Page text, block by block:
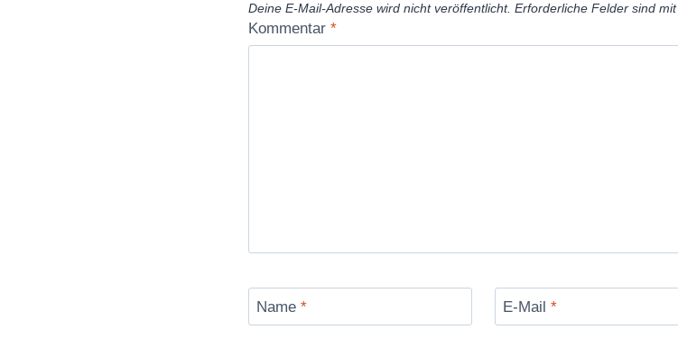
Deine E-Mail-Adresse wird nicht veröffentlicht. Erforderliche Felder sind mit
Kommentar *
Name * E-Mail *